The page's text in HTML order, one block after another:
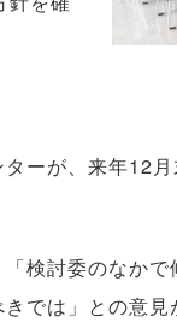
ーが、来年12
検討委のなか
では」との意